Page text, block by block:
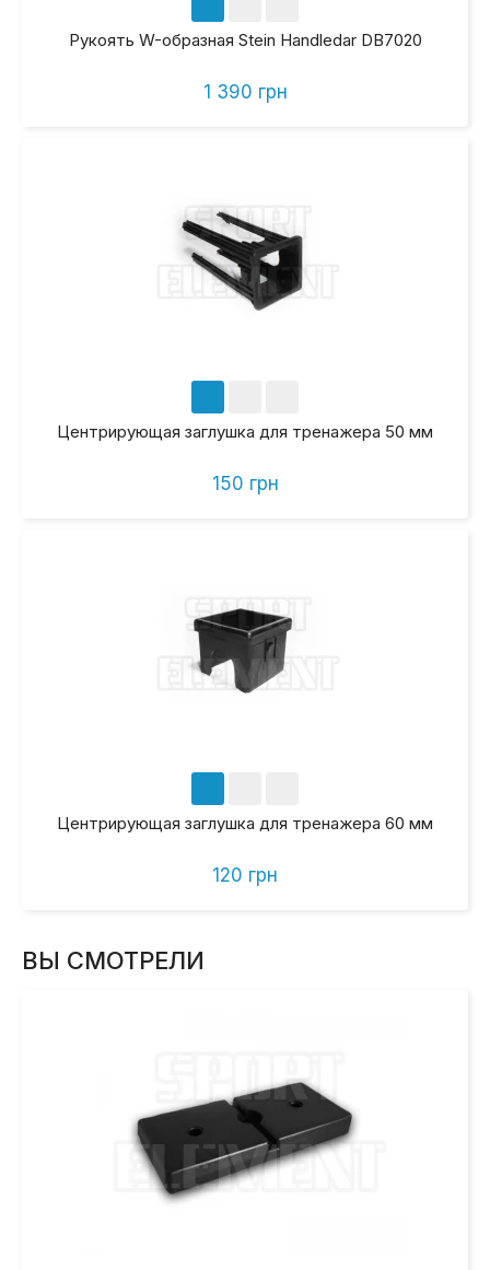
Рукоять W-образная Stein Handledar DB7020
1 390 грн
Центрирующая заглушка для тренажера 50 мм
150 грн
Центрирующая заглушка для тренажера 60 мм
120 грн
ВЫ СМОТРЕЛИ